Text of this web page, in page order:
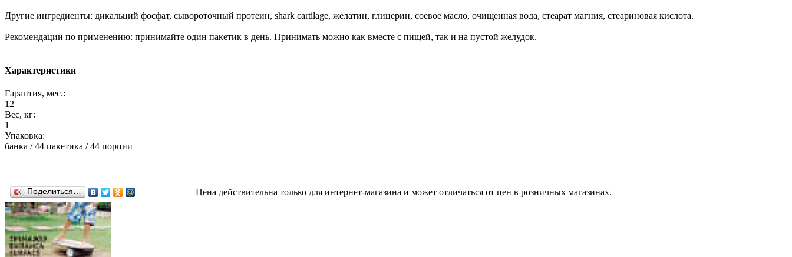
Другие ингредиенты: дикальций фосфат, сывороточный протеин, shark cartilage, желатин, глицерин, соевое масло, очищенная вода, стеарат магния, стеариновая кислота.
Рекомендации по применению: принимайте один пакетик в день. Принимать можно как вместе с пищей, так и на пустой желудок.
Характеристики
Гарантия, мес.:
12
Вес, кг:
1
Упаковка:
банка / 44 пакетика / 44 порции
Поделиться… Цена действительна только для интернет-магазина и может отличаться от цен в розничных магазинах.